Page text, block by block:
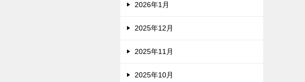
2026年1月
2025年12月
2025年11月
2025年10月